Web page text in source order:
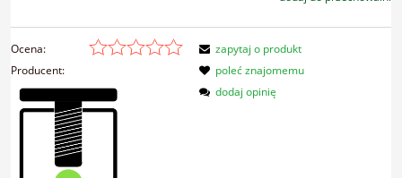
Ocena:
Producent:
zapytaj o produkt
poleć znajomemu
dodaj opinię